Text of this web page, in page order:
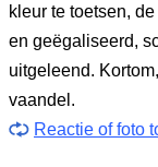
kleur te toetsen,
en geëgaliseerd,
uitgeleend.
vaandel.
Reactie of foto